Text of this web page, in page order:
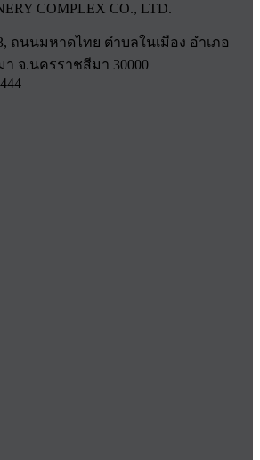
COMPLEX CO., LTD.
ถนนมหาดไทย ตำบลในเมือง อำเภอ
จ.นครราชสีมา 30000